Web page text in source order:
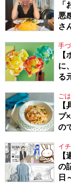
悪
さ
手
に
る
ご
プ
の
イ
の
日